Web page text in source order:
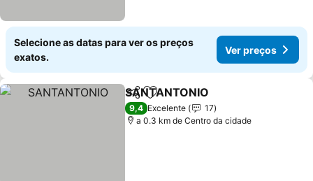
Selecione as datas para ver os preços
exatos.
Ver preços
PartilharAdicionar aos favoritos
SANTANTONIO
9,4 Excelente
17
a 0.3 km de Centro da cidade